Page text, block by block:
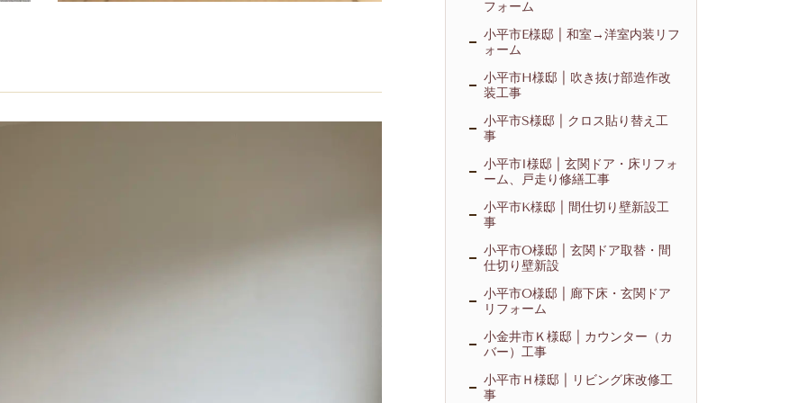
フォーム
小平市E様邸 | 和室→洋室内装リフ
ォーム
小平市H様邸 | 吹き抜け部造作改
装工事
小平市S様邸 | クロス貼り替え工
事
小平市I様邸 | 玄関ドア・床リフォ
ーム、戸走り修繕工事
小平市K様邸 | 間仕切り壁新設工
事
小平市O様邸 | 玄関ドア取替・間
仕切り壁新設
小平市O様邸 | 廊下床・玄関ドア
リフォーム
小金井市Ｋ様邸 | カウンター（カ
バー）工事
小平市Ｈ様邸 | リビング床改修工
事